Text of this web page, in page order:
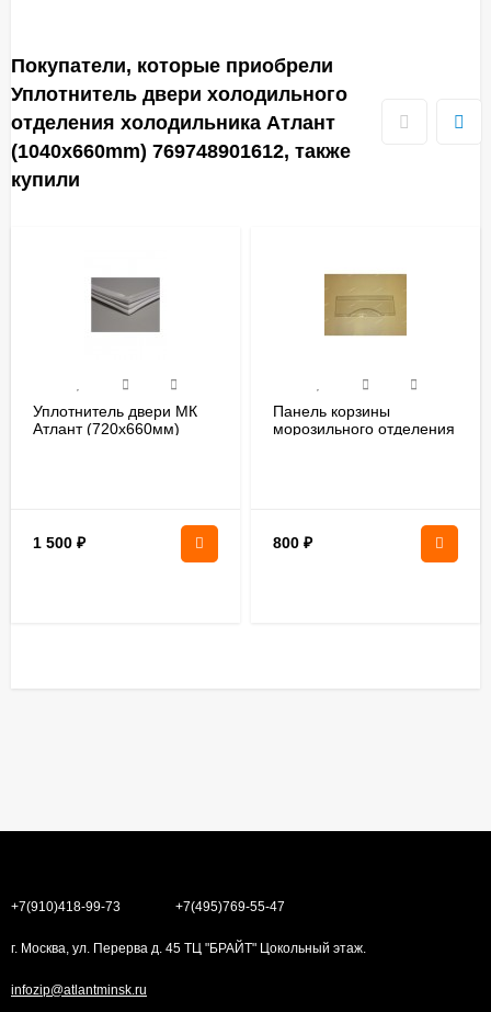
Покупатели, которые приобрели
Уплотнитель двери холодильного
отделения холодильника Атлант
(1040х660mm) 769748901612, также
купили
Уплотнитель двери МК
Атлант (720х660мм)
1 500 ₽
Панель корзины
морозильного отделения
800 ₽
+7(910)418-99-73 +7(495)769-55-47
г. Москва, ул. Перерва д. 45 ТЦ "БРАЙТ" Цокольный этаж.
infozip@atlantminsk.ru